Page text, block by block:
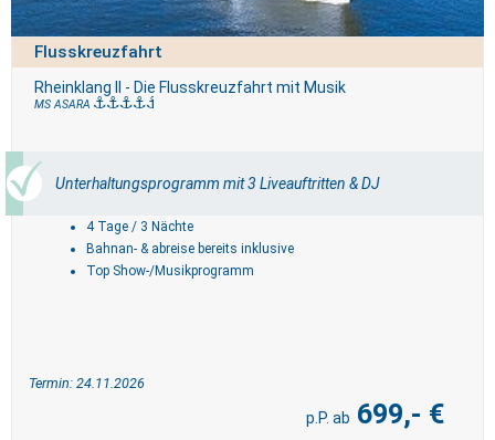
Flusskreuzfahrt
Rheinklang II - Die Flusskreuzfahrt mit Musik
MS ASARA
Unterhaltungsprogramm mit 3 Liveauftritten & DJ
4 Tage / 3 Nächte
Bahnan- & abreise bereits inklusive
Top Show-/Musikprogramm
Termin: 24.11.2026
699,- €